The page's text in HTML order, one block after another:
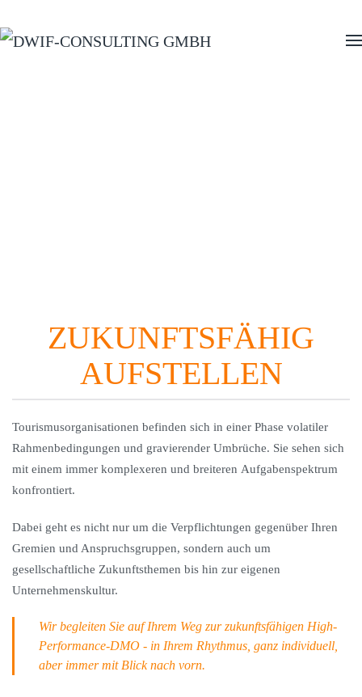
Zum Hauptinhalt springen
ZUKUNFTSFÄHIG
AUFSTELLEN
Tourismusorganisationen befinden sich in einer Phase volatiler
Rahmenbedingungen und gravierender Umbrüche. Sie sehen sich
mit einem immer komplexeren und breiteren Aufgabenspektrum
konfrontiert.
Dabei geht es nicht nur um die Verpflichtungen gegenüber Ihren
Gremien und Anspruchsgruppen, sondern auch um
gesellschaftliche Zukunftsthemen bis hin zur eigenen
Unternehmenskultur.
Wir begleiten Sie auf Ihrem Weg zur zukunftsfähigen High-
Performance-DMO - in Ihrem Rhythmus, ganz individuell,
aber immer mit Blick nach vorn.